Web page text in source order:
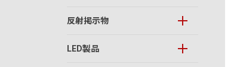
反射掲示物
LED製品